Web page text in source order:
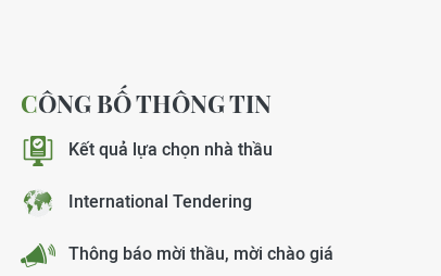
CÔNG BỐ THÔNG TIN
Kết quả lựa chọn nhà thầu
International Tendering
Thông báo mời thầu, mời chào giá